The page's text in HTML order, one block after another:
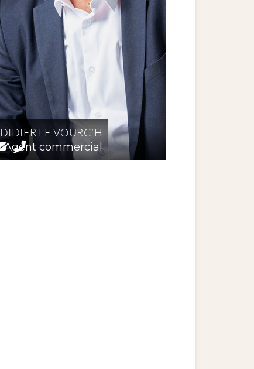
DIDIER LE VOURC’H
Agent commercial